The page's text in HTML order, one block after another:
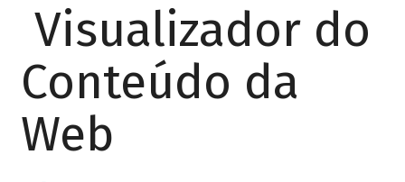
Visualizador do
Conteúdo da
Web